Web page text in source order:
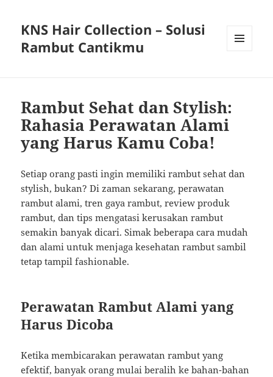
KNS Hair Collection – Solusi
Rambut Cantikmu
Rambut Sehat dan Stylish:
Rahasia Perawatan Alami
yang Harus Kamu Coba!
Setiap orang pasti ingin memiliki rambut sehat dan
stylish, bukan? Di zaman sekarang, perawatan
rambut alami, tren gaya rambut, review produk
rambut, dan tips mengatasi kerusakan rambut
semakin banyak dicari. Simak beberapa cara mudah
dan alami untuk menjaga kesehatan rambut sambil
tetap tampil fashionable.
Perawatan Rambut Alami yang
Harus Dicoba
Ketika membicarakan perawatan rambut yang
efektif, banyak orang mulai beralih ke bahan-bahan